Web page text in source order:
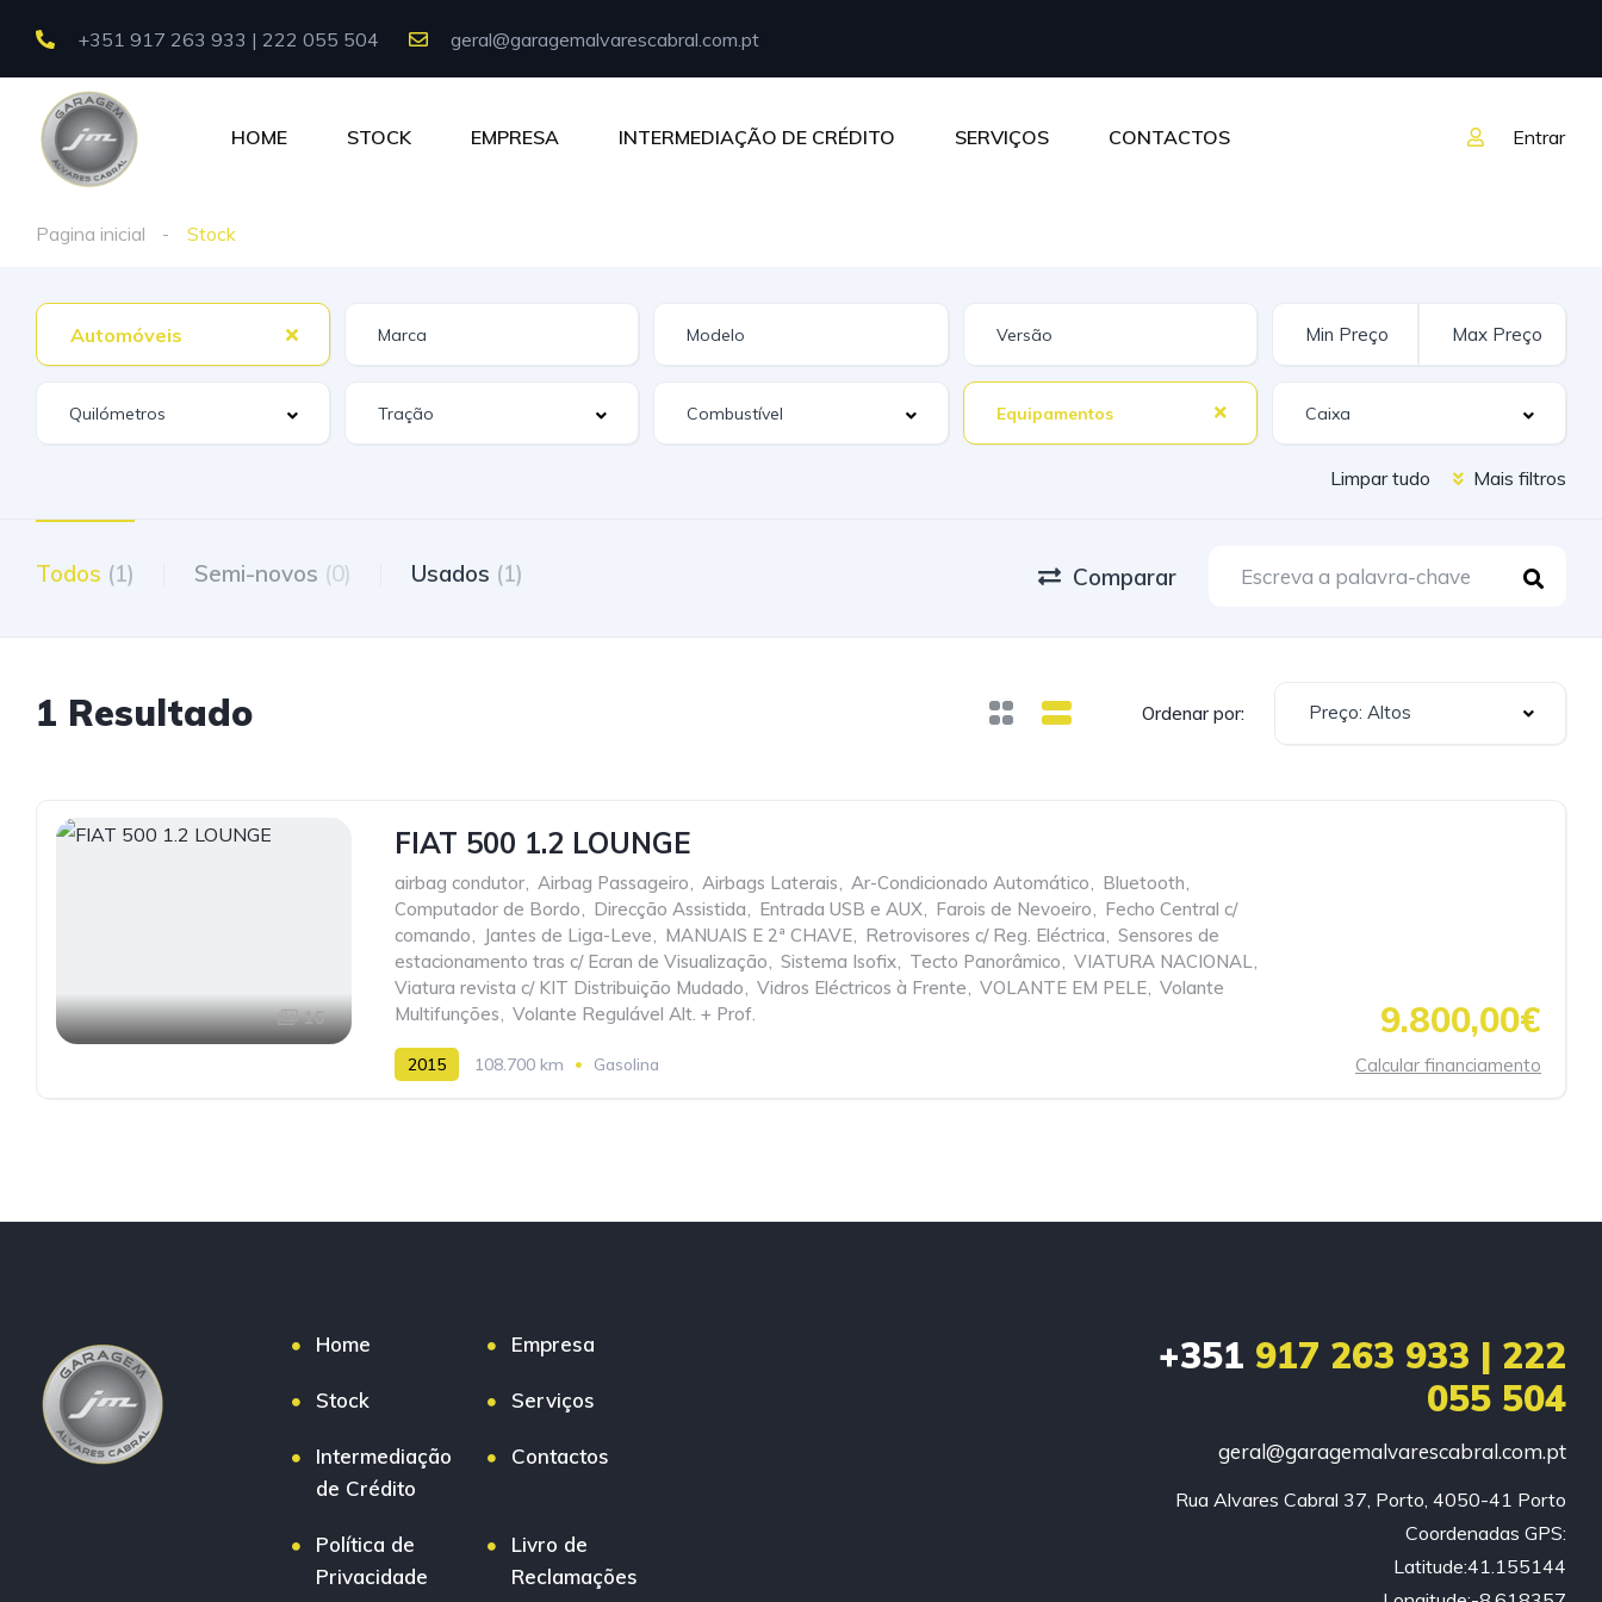
+351 917 263 933 | 222 055 504 geral@garagemalvarescabral.com.pt
HOME STOCK EMPRESA INTERMEDIAÇÃO DE CRÉDITO SERVIÇOS CONTACTOS Entrar
Pagina inicial Stock
Automóveis
Equipamentos
Limpar tudo Mais filtros
Todos (1) Semi-novos (0) Usados (1) Comparar
1 Resultado Ordenar por: Preço: Altos
16
FIAT 500 1.2 LOUNGE
airbag condutor, Airbag Passageiro, Airbags Laterais, Ar-Condicionado Automático, Bluetooth,
Computador de Bordo, Direcção Assistida, Entrada USB e AUX, Farois de Nevoeiro, Fecho Central c/
comando, Jantes de Liga-Leve, MANUAIS E 2ª CHAVE, Retrovisores c/ Reg. Eléctrica, Sensores de
estacionamento tras c/ Ecran de Visualização, Sistema Isofix, Tecto Panorâmico, VIATURA NACIONAL,
Viatura revista c/ KIT Distribuição Mudado, Vidros Eléctricos à Frente, VOLANTE EM PELE, Volante
Multifunções, Volante Regulável Alt. + Prof.
2015 108.700 km Gasolina
9.800,00€
Calcular financiamento
Home Empresa
Stock Serviços
Intermediação
de Crédito
Contactos
Política de
Privacidade
Livro de
Reclamações
+351 917 263 933 | 222
055 504
geral@garagemalvarescabral.com.pt
Rua Alvares Cabral 37, Porto, 4050-41 Porto
Coordenadas GPS:
Latitude:41.155144